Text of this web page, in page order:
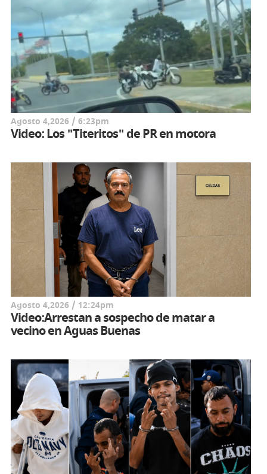
Agosto 4,2026 / 6:23pm
Video: Los "Titeritos" de PR en motora
Agosto 4,2026 / 12:24pm
Video:Arrestan a sospecho de matar a
vecino en Aguas Buenas